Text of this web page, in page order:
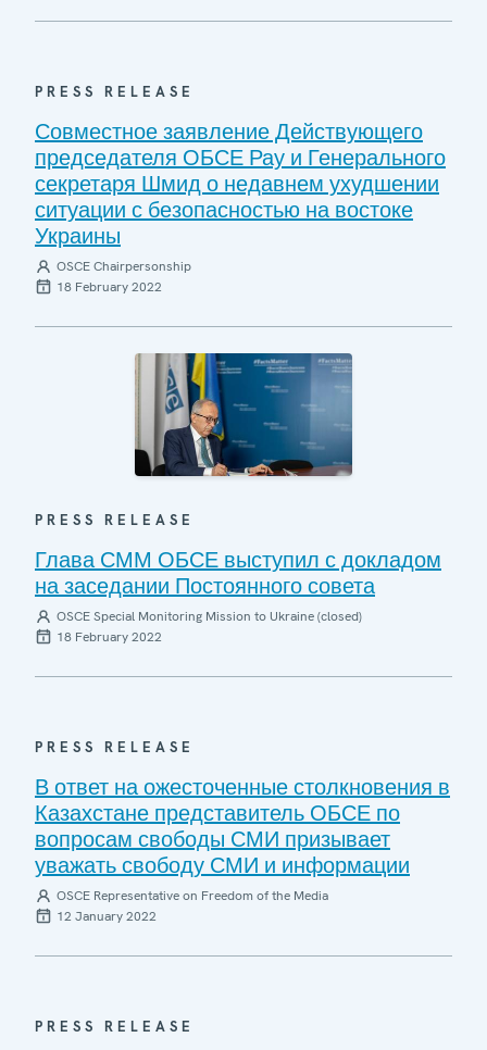
PRESS RELEASE
Совместное заявление Действующего
председателя ОБСЕ Рау и Генерального
секретаря Шмид о недавнем ухудшении
ситуации с безопасностью на востоке
Украины
OSCE Chairpersonship
18 February 2022
PRESS RELEASE
Глава СММ ОБСЕ выступил с докладом
на заседании Постоянного совета
OSCE Special Monitoring Mission to Ukraine (closed)
18 February 2022
PRESS RELEASE
В ответ на ожесточенные столкновения в
Казахстане представитель ОБСЕ по
вопросам свободы СМИ призывает
уважать свободу СМИ и информации
OSCE Representative on Freedom of the Media
12 January 2022
PRESS RELEASE